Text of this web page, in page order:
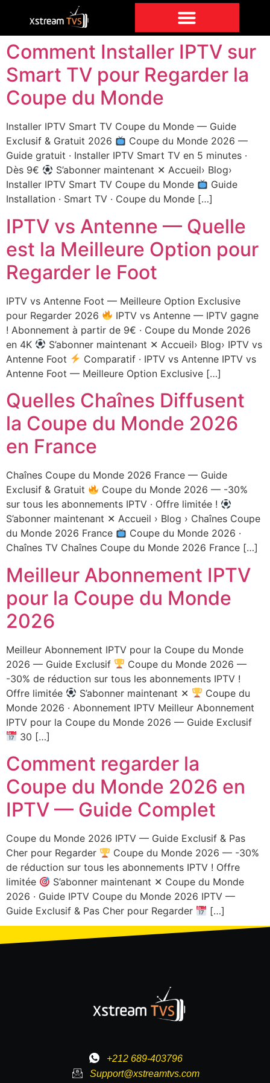
Comment Installer IPTV sur
Smart TV pour Regarder la
Coupe du Monde
Installer IPTV Smart TV Coupe du Monde — Guide
Exclusif & Gratuit 2026
Coupe du Monde 2026 —
Guide gratuit · Installer IPTV Smart TV en 5 minutes ·
Dès 9€
S’abonner maintenant ✕ Accueil› Blog›
Installer IPTV Smart TV Coupe du Monde
Guide
Installation · Smart TV · Coupe du Monde […]
IPTV vs Antenne — Quelle
est la Meilleure Option pour
Regarder le Foot
IPTV vs Antenne Foot — Meilleure Option Exclusive
pour Regarder 2026
IPTV vs Antenne — IPTV gagne
! Abonnement à partir de 9€ · Coupe du Monde 2026
en 4K
S’abonner maintenant ✕ Accueil› Blog› IPTV vs
Antenne Foot
Comparatif · IPTV vs Antenne IPTV vs
Antenne Foot — Meilleure Option Exclusive […]
Quelles Chaînes Diffusent
la Coupe du Monde 2026
en France
Chaînes Coupe du Monde 2026 France — Guide
Exclusif & Gratuit
Coupe du Monde 2026 — -30%
sur tous les abonnements IPTV · Offre limitée !
S’abonner maintenant ✕ Accueil › Blog › Chaînes Coupe
du Monde 2026 France
Coupe du Monde 2026 ·
Chaînes TV Chaînes Coupe du Monde 2026 France […]
Meilleur Abonnement IPTV
pour la Coupe du Monde
2026
Meilleur Abonnement IPTV pour la Coupe du Monde
2026 — Guide Exclusif
Coupe du Monde 2026 —
-30% de réduction sur tous les abonnements IPTV !
Offre limitée
S’abonner maintenant ✕
Coupe du
Monde 2026 · Abonnement IPTV Meilleur Abonnement
IPTV pour la Coupe du Monde 2026 — Guide Exclusif
30 […]
Comment regarder la
Coupe du Monde 2026 en
IPTV — Guide Complet
Coupe du Monde 2026 IPTV — Guide Exclusif & Pas
Cher pour Regarder
Coupe du Monde 2026 — -30%
de réduction sur tous les abonnements IPTV ! Offre
limitée
S’abonner maintenant ✕ Coupe du Monde
2026 · Guide IPTV Coupe du Monde 2026 IPTV —
Guide Exclusif & Pas Cher pour Regarder
[…]
+212 689-403796
Support@xstreamtvs.com